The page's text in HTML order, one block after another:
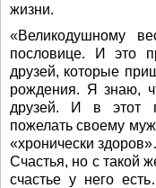
жизни.
«Великодушному
пословице. И это
друзей, которые
рождения. Я знаю,
друзей. И в этот
пожелать своему
«хронически
Счастья, но с такой
счастье у него